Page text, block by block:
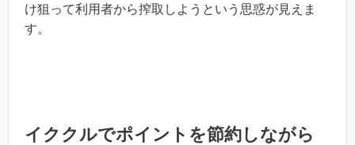
け狙って利用者から搾取しようという思惑が見えま
す。
イククルでポイントを節約しながら